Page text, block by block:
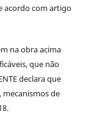
acordo com artigo
na obra acima
que não
declara que
de